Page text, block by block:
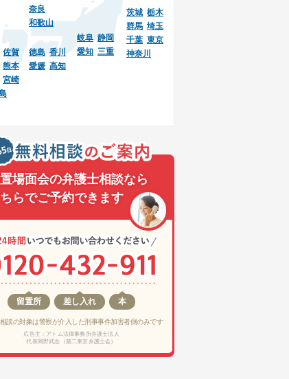
茨城 栃木
群馬 埼玉
千葉 東京
神奈川
岐阜 静岡
愛知 三重
奈良
和歌山
徳島 香川
愛媛 高知
佐賀
熊本
宮崎
場面会の弁護士相談なら
らでご予約できます
留置所 差し入れ 本
談の対象は警察が介入した刑事事件加害者側のみです
広告主：アトム法律事務所弁護士法人
代表岡野武志（第二東京弁護士会）